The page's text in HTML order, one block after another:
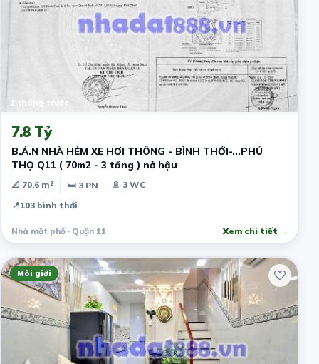
1 tháng trước
7.8 Tỷ
B.Á.N NHÀ HẺM XE HƠI THÔNG - BÌNH THỚI-…PHÚ
THỌ Q11 ( 70m2 - 3 tầng ) nở hậu
📐 70.6 m² 🛏 3 PN
🚿 3 WC
📍103 bình thới
Nhà mặt phố · Quận 11 Xem chi tiết →
Môi giới